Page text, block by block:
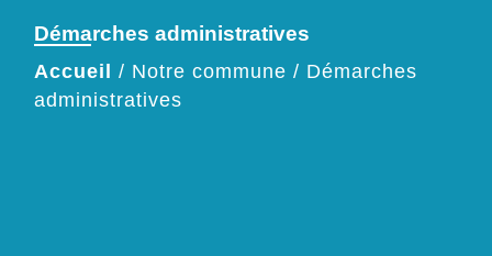
Démarches administratives
Accueil / Notre commune / Démarches
administratives